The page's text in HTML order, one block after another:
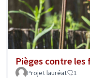
Pièges contre
Projet lauréat 1